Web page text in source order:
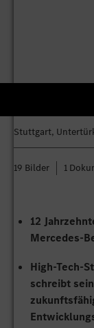
Stuttgart,
19 Bilder 1
12
Mercedes-
High-Tech-
schreibt